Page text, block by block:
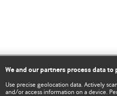
We and our partners process data to
Use precise geolocation data. Actively
and/or access information on a device.